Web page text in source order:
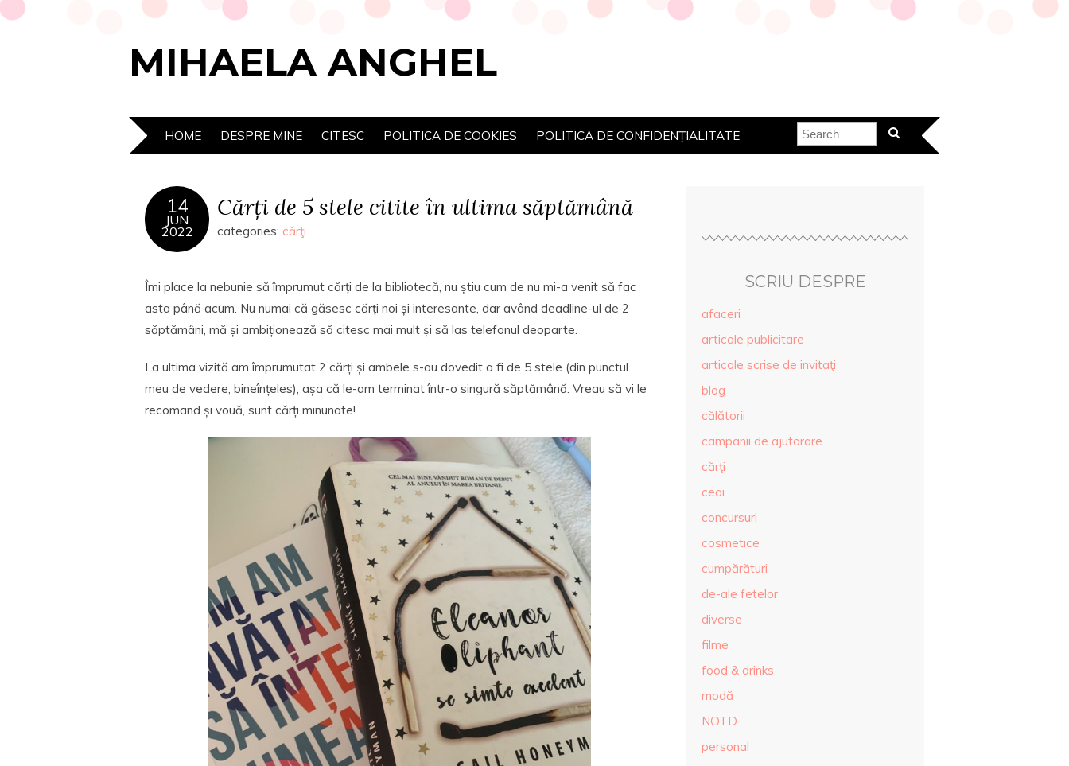
MIHAELA ANGHEL
HOME DESPRE MINE CITESC POLITICA DE COOKIES POLITICA DE CONFIDENȚIALITATE
14
JUN
2022
Cărți de 5 stele citite în ultima săptămână
categories: cărţi
Îmi place la nebunie să împrumut cărți de la bibliotecă, nu știu cum de nu mi-a venit să fac
asta până acum. Nu numai că găsesc cărți noi și interesante, dar având deadline-ul de 2
săptămâni, mă și ambiționează să citesc mai mult și să las telefonul deoparte.
La ultima vizită am împrumutat 2 cărți și ambele s-au dovedit a fi de 5 stele (din punctul
meu de vedere, bineînțeles), așa că le-am terminat într-o singură săptămână. Vreau să vi le
recomand și vouă, sunt cărți minunate!
SCRIU DESPRE
afaceri
articole publicitare
articole scrise de invitaţi
blog
călătorii
campanii de ajutorare
cărţi
ceai
concursuri
cosmetice
cumpărături
de-ale fetelor
diverse
filme
food & drinks
modă
NOTD
personal